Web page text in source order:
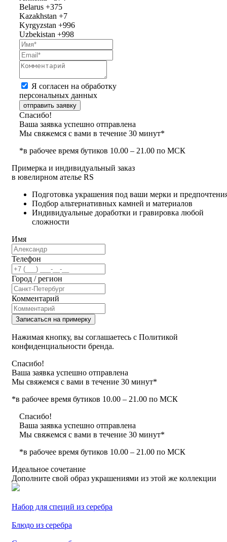
Belarus +375
Kazakhstan +7
Kyrgyzstan +996
Uzbekistan +998
Я согласен на обработку
персональных данных
отправить заявку
Спасибо!
Ваша заявка успешно отправлена
Мы свяжемся с вами в течение 30 минут*
*в рабочее время бутиков 10.00 – 21.00 по МСК
Примерка и индивидуальный заказ
в ювелирном ателье RS
Подготовка украшения под ваши мерки и
Подбор альтернативных камней и материалов
Индивидуальные доработки и гравировка любой
сложности
Имя
Телефон
Город / регион
Комментарий
Записаться на примерку
Нажимая кнопку, вы соглашаетесь с Политикой
конфиденциальности бренда.
Спасибо!
Ваша заявка успешно отправлена
Мы свяжемся с вами в течение 30 минут*
*в рабочее время бутиков 10.00 – 21.00 по МСК
Спасибо!
Ваша заявка успешно отправлена
Мы свяжемся с вами в течение 30 минут*
*в рабочее время бутиков 10.00 – 21.00 по МСК
Идеальное сочетание
Дополните свой образ украшениями из этой же коллекции
Набор для специй из серебра
Блюдо из серебра